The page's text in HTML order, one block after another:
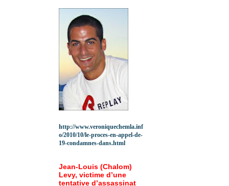
http://www.veroniquechemla.inf
o/2010/10/le-proces-en-appel-de-
19-condamnes-dans.html
Jean-Louis (Chalom)
Levy, victime d’une
tentative d’assassinat